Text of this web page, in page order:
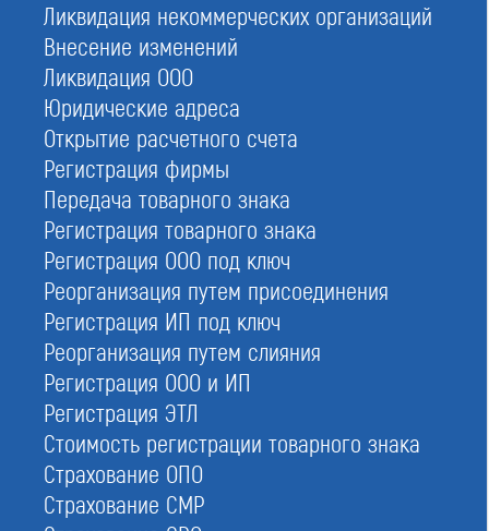
Ликвидация некоммерческих организаций
Внесение изменений
Ликвидация ООО
Юридические адреса
Открытие расчетного счета
Регистрация фирмы
Передача товарного знака
Регистрация товарного знака
Регистрация ООО под ключ
Реорганизация путем присоединения
Регистрация ИП под ключ
Реорганизация путем слияния
Регистрация ООО и ИП
Регистрация ЭТЛ
Стоимость регистрации товарного знака
Страхование ОПО
Страхование СМР
1097799018570
123060, РФ, г. Москва, вн.тер.г. Муниципальный округ Щукино, ул.
Маршала Рыбалко, д. 2, к. 9, помещ. 918, ком. 1
Телефон:
8 (800) 700-15-25, +7 (499) 648-00-00
Кол-во активных членов:
Размер компфонда возмещения вреда:
299 800 000
Размер компфонда обеспечения договорных обязательств:
253 600 000
Руководство СРО:
Поскребышева Екатерина Николаевна — Генеральный директор
Смирнов Андрей Николаевич — Председатель Правления